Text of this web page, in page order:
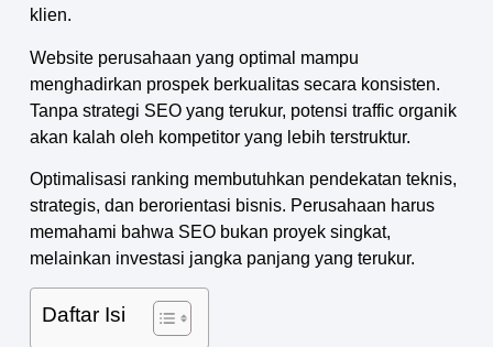
klien.
Website perusahaan yang optimal mampu
menghadirkan prospek berkualitas secara konsisten.
Tanpa strategi SEO yang terukur, potensi traffic organik
akan kalah oleh kompetitor yang lebih terstruktur.
Optimalisasi ranking membutuhkan pendekatan teknis,
strategis, dan berorientasi bisnis. Perusahaan harus
memahami bahwa SEO bukan proyek singkat,
melainkan investasi jangka panjang yang terukur.
Daftar Isi